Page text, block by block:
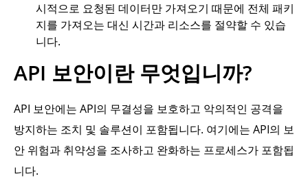
시적으로 요청된 데이터만 가져오기 때문에 전체 패키
지를 가져오는 대신 시간과 리소스를 절약할 수 있습
니다.
API 보안이란 무엇입니까?
API 보안에는 API의 무결성을 보호하고 악의적인 공격을
방지하는 조치 및 솔루션이 포함됩니다. 여기에는 API의 보
안 위험과 취약성을 조사하고 완화하는 프로세스가 포함됩
니다.